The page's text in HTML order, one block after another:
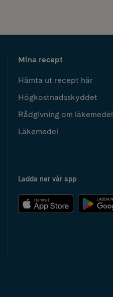
Mina recept
Hämta ut recept här
Högkostnadsskyddet
Rådgivning om läkemedel
Läkemedel
Ladda ner vår app